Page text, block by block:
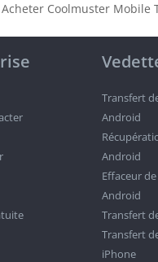
Acheter Coolmuster Mobile
Transfert
Android
Android
Effaceur
Android
Transfert
Transfert
iPhone